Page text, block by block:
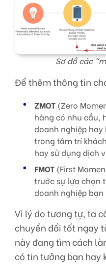
Sơ đồ các
Để thêm thông tin
ZMOT (Zero
hàng có nhu cầu,
doanh nghiệp hay
trong tâm trí
hay sử dụng dịch
FMOT (First
trước sự lựa chọn
doanh nghiệp
Vì lý do tương tự, ta
chuyển đổi tốt ngay
này đang tìm cách
có tin tưởng bạn hay